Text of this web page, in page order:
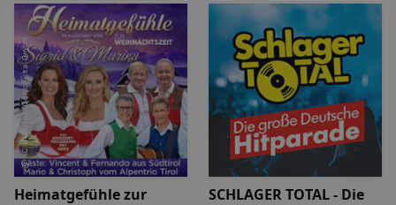
Heimatgefühle zur
SCHLAGER TOTAL - Die